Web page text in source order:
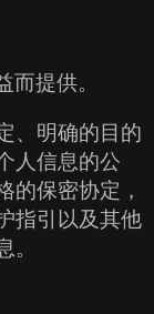
提供。
、明确的目的
人信息的公
的保密协定，
指引以及其他